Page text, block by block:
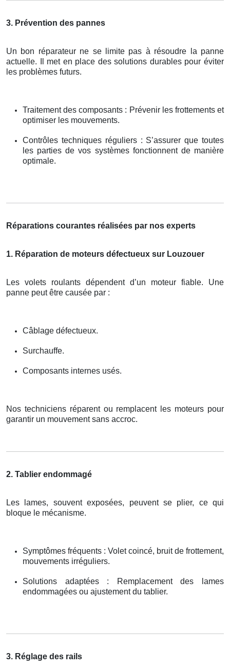
3. Prévention des pannes
Un bon réparateur ne se limite pas à résoudre la panne
actuelle. Il met en place des solutions durables pour éviter
les problèmes futurs.
Traitement des composants : Prévenir les frottements et
optimiser les mouvements.
Contrôles techniques réguliers : S’assurer que toutes
les parties de vos systèmes fonctionnent de manière
optimale.
Réparations courantes réalisées par nos experts
1. Réparation de moteurs défectueux sur Louzouer
Les volets roulants dépendent d’un moteur fiable. Une
panne peut être causée par :
Câblage défectueux.
Surchauffe.
Composants internes usés.
Nos techniciens réparent ou remplacent les moteurs pour
garantir un mouvement sans accroc.
2. Tablier endommagé
Les lames, souvent exposées, peuvent se plier, ce qui
bloque le mécanisme.
Symptômes fréquents : Volet coincé, bruit de frottement,
mouvements irréguliers.
Solutions adaptées : Remplacement des lames
endommagées ou ajustement du tablier.
3. Réglage des rails